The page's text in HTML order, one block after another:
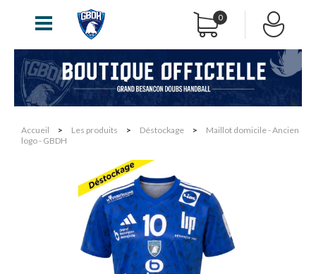
0
Accueil > Les produits > Déstockage >
Maillot domicile - Ancien
logo - GBDH